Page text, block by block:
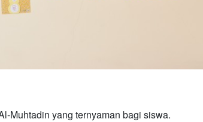
Muhtadin yang ternyaman bagi siswa.